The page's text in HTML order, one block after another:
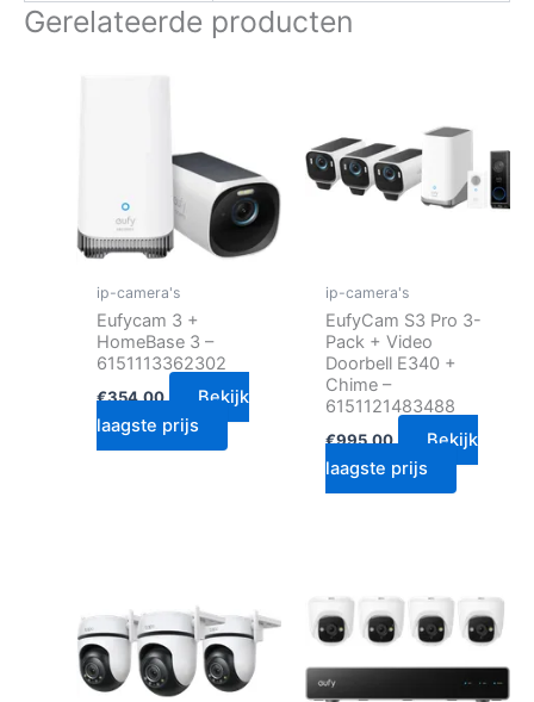
Gerelateerde producten
ip-camera's
Eufycam 3 +
HomeBase 3 –
6151113362302
€354.00
Bekijk
laagste prijs
ip-camera's
EufyCam S3 Pro 3-
Pack + Video
Doorbell E340 +
Chime –
6151121483488
€995.00
Bekijk
laagste prijs